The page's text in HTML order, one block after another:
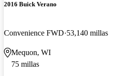
2016 Buick Verano
Convenience FWD 53,140 millas
Mequon, WI
75 millas